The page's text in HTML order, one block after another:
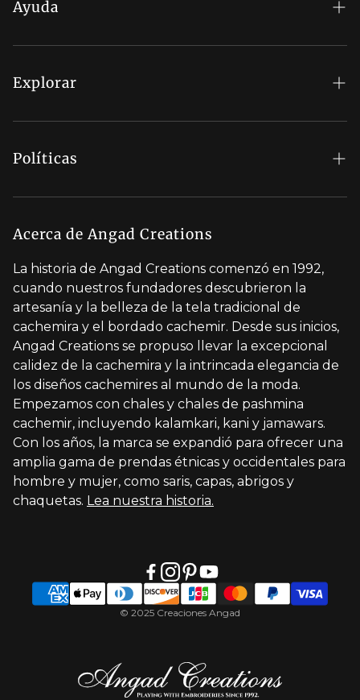
Ayuda
Preguntas frecuentes
Mi cuenta
Explorar
Recompensas reales
Nuestras tiendas
Perfil de marca
Diseñado por ti
Visit Global Store
Políticas
Política de envíos
Política de devoluciones y reembolsos
política de privacidad
Condiciones de servicio
Acerca de Angad Creations
La historia de Angad Creations comenzó en 1992,
cuando nuestros fundadores descubrieron la
artesanía y la belleza de la tela tradicional de
cachemira y el bordado cachemir. Desde sus inicios,
Angad Creations se propuso llevar la excepcional
calidez de la cachemira y la intrincada elegancia de
los diseños cachemires al mundo de la moda.
Empezamos con chales y chales de pashmina
cachemir, incluyendo kalamkari, kani y jamawars.
Con los años, la marca se expandió para ofrecer una
amplia gama de prendas étnicas y occidentales para
hombre y mujer, como saris, capas, abrigos y
chaquetas. Lea nuestra historia.
© 2025 Creaciones Angad